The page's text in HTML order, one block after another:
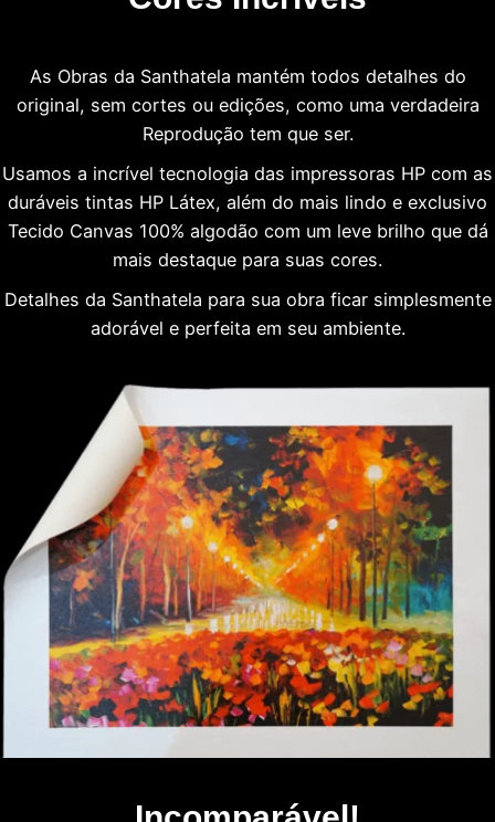
As Obras da Santhatela mantém todos detalhes do
original, sem cortes ou edições, como uma verdadeira
Reprodução tem que ser.
Usamos a incrível tecnologia das impressoras HP com as
duráveis tintas HP Látex, além do mais lindo e exclusivo
Tecido Canvas 100% algodão com um leve brilho que dá
mais destaque para suas cores.
Detalhes da Santhatela para sua obra ficar simplesmente
adorável e perfeita em seu ambiente.